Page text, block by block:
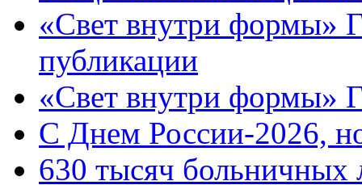
«Свет внутри формы»
публикации
«Свет внутри формы»
C Днем России-2026,
630 тысяч больничных